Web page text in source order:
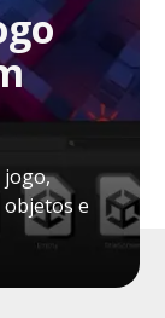
jogo,
objetos e